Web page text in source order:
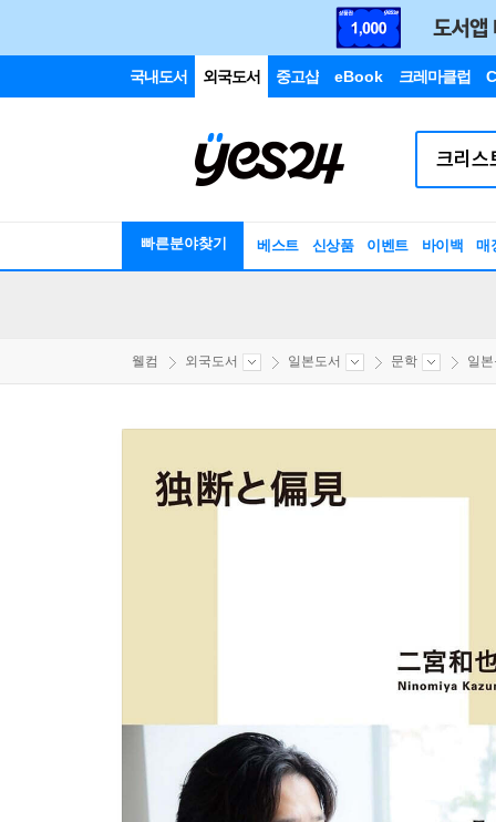
국내도서 외국도서 중고샵 eBook 크레마클럽
빠른분야찾기 베스트 신상품 이벤트 바이백 매
웰컴 외국도서 일본도서 문학 일